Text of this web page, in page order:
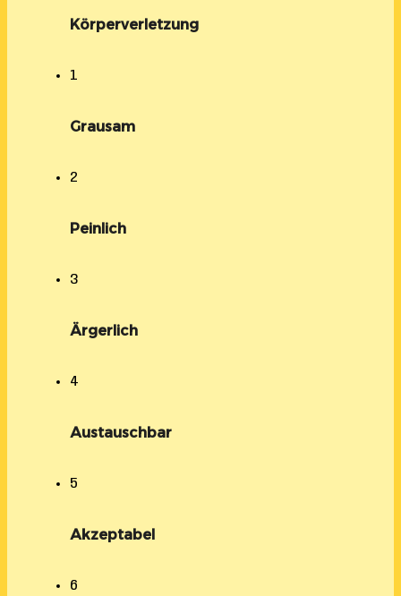
Körperverletzung
1
Grausam
2
Peinlich
3
Ärgerlich
4
Austauschbar
5
Akzeptabel
6